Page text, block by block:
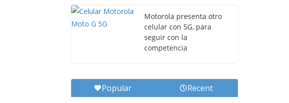
Motorola presenta otro
celular con 5G, para
seguir con la
competencia
Popular Recent